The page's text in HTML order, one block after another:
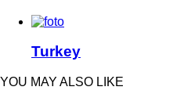
Turkey
YOU MAY ALSO LIKE